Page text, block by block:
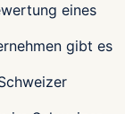
eines
gibt es